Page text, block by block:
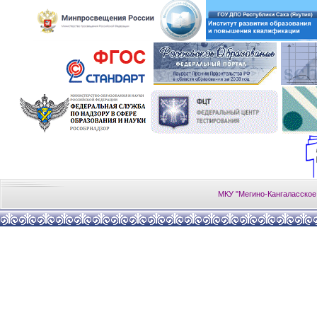
МКУ "Мегино-